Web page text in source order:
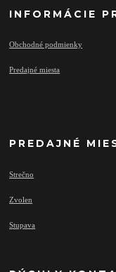
INFORMÁCIE
Obchodné podmienky
Predajné miesta
PREDAJNÉ
Strečno
Zvolen
Stupava